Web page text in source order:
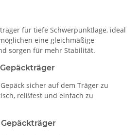
für tiefe Schwerpunktlage, ideal
eine gleichmäßige
sorgen für mehr Stabilität.
sicher auf dem Träger zu
reißfest und einfach zu